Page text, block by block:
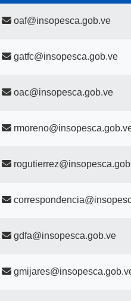
oaf@insopesca.gob.ve
gatfc@insopesca.gob.ve
oac@insopesca.gob.ve
gdfa@insopesca.gob.ve